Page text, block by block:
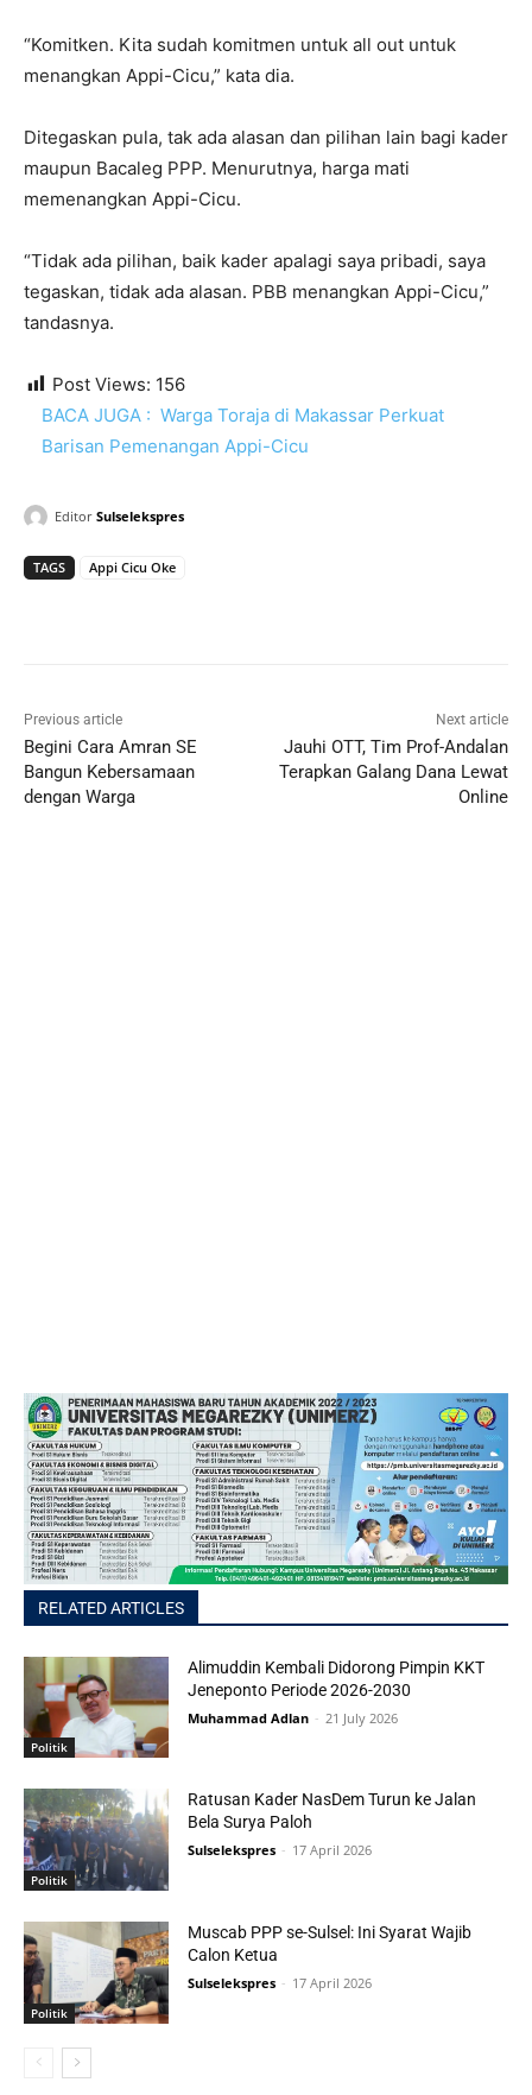
“Komitken. Kita sudah komitmen untuk all out untuk
menangkan Appi-Cicu,” kata dia.
Ditegaskan pula, tak ada alasan dan pilihan lain bagi kader
maupun Bacaleg PPP. Menurutnya, harga mati
memenangkan Appi-Cicu.
“Tidak ada pilihan, baik kader apalagi saya pribadi, saya
tegaskan, tidak ada alasan. PBB menangkan Appi-Cicu,”
tandasnya.
Post Views: 156
BACA JUGA : Warga Toraja di Makassar Perkuat
Barisan Pemenangan Appi-Cicu
Editor Sulselekspres
TAGS Appi Cicu Oke
Previous article
Begini Cara Amran SE
Bangun Kebersamaan
dengan Warga
Next article
Jauhi OTT, Tim Prof-Andalan
Terapkan Galang Dana Lewat
Online
RELATED ARTICLES
Politik
Alimuddin Kembali Didorong Pimpin KKT
Jeneponto Periode 2026-2030
Muhammad Adlan - 21 July 2026
Politik
Ratusan Kader NasDem Turun ke Jalan
Bela Surya Paloh
Sulselekspres - 17 April 2026
Politik
Muscab PPP se-Sulsel: Ini Syarat Wajib
Calon Ketua
Sulselekspres - 17 April 2026